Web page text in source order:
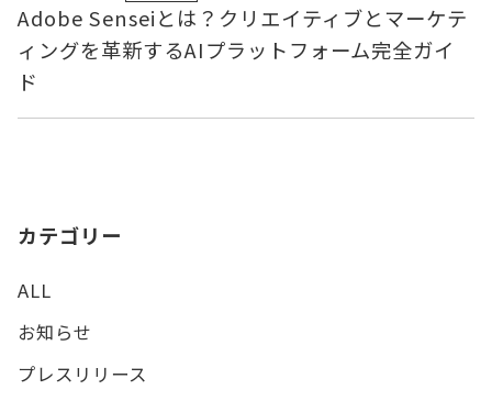
Adobe Senseiとは？クリエイティブとマーケテ
ィングを革新するAIプラットフォーム完全ガイ
ド
カテゴリー
ALL
お知らせ
プレスリリース